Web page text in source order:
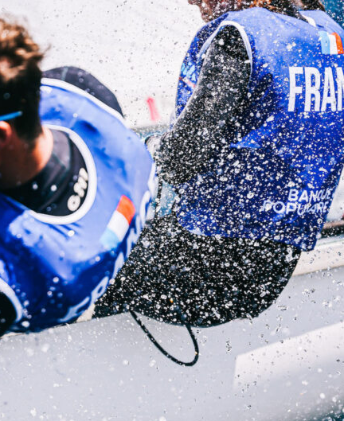
13Fév
Class40
Classe Ultim 32/23 ,Course au Large,IMOCA,Multi50
4 classes, 4 parcours, 4 duos vainqueurs
Source
Transat Café l'Or
13 février 2025